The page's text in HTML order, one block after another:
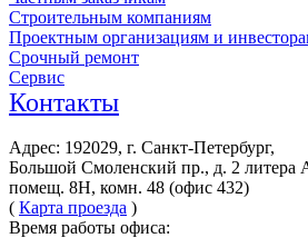
Строительным компаниям
Проектным организациям и
Срочный ремонт
Сервис
Контакты
Адрес: 192029, г. Санкт-Петербург,
Большой Смоленский пр., д. 2 литера
помещ. 8Н, комн. 48 (офис 432)
( Карта проезда )
Время работы офиса: